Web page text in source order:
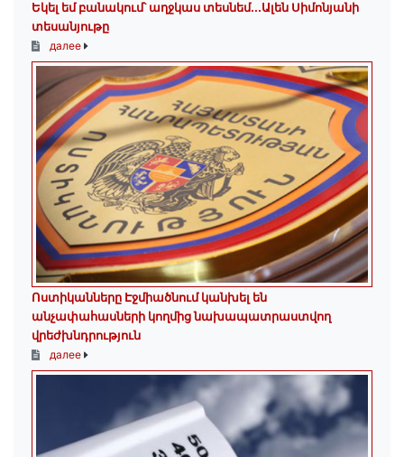
Եկել եմ բանակում՝ աղջկաս տեսնեմ․․․Ալեն Սիմոնյանի
տեսանյութը
далее
Ոստիկանները Էջմիածնում կանխել են
անչափահասների կողմից նախապատրաստվող
վրեժխնդրություն
далее